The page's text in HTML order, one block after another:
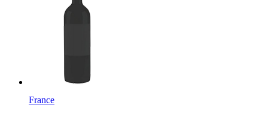
France